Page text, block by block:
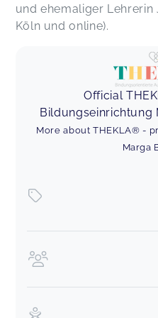
und ehemaliger Lehrerin
Köln und online).
Official
Bildungseinrichtung
More about THEKLA® -
Marga